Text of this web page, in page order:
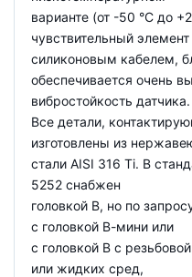
варианте (от -50 °C до
чувствительный элемент
силиконовым кабелем,
обеспечивается очень
вибростойкость датчика.
Все детали,
изготовлены из
стали AISI 316 Ti. В
5252 снабжен
головкой В, но по
с головкой В-мини или
с головкой В с
или жидких сред,